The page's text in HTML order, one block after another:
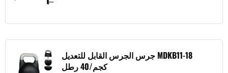
جرس الجرس القابل للتعديل MDKB11-18
كجم/40 رطل